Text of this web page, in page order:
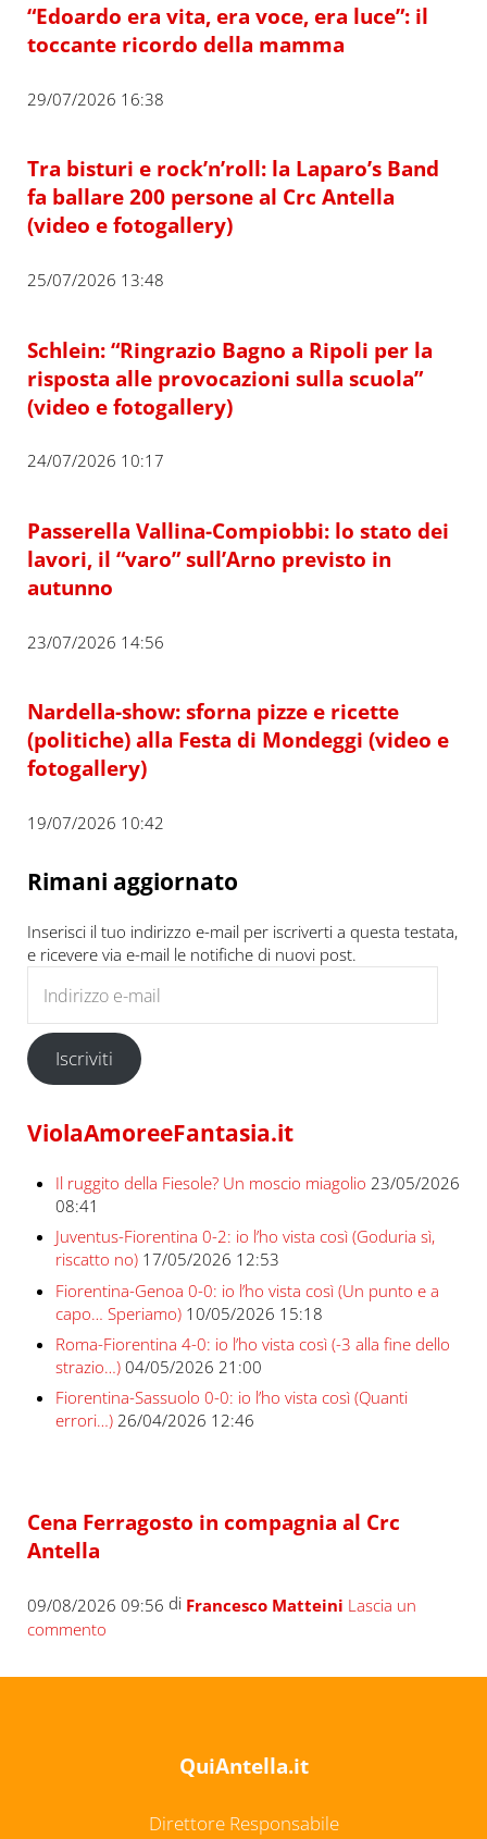
“Edoardo era vita, era voce, era luce”: il
toccante ricordo della mamma
29/07/2026 16:38
Tra bisturi e rock’n’roll: la Laparo’s Band
fa ballare 200 persone al Crc Antella
(video e fotogallery)
25/07/2026 13:48
Schlein: “Ringrazio Bagno a Ripoli per la
risposta alle provocazioni sulla scuola”
(video e fotogallery)
24/07/2026 10:17
Passerella Vallina-Compiobbi: lo stato dei
lavori, il “varo” sull’Arno previsto in
autunno
23/07/2026 14:56
Nardella-show: sforna pizze e ricette
(politiche) alla Festa di Mondeggi (video e
fotogallery)
19/07/2026 10:42
Rimani aggiornato
Inserisci il tuo indirizzo e-mail per iscriverti a questa testata,
e ricevere via e-mail le notifiche di nuovi post.
Iscriviti
ViolaAmoreeFantasia.it
Il ruggito della Fiesole? Un moscio miagolio 23/05/2026
08:41
Juventus-Fiorentina 0-2: io l’ho vista così (Goduria sì,
riscatto no) 17/05/2026 12:53
Fiorentina-Genoa 0-0: io l’ho vista così (Un punto e a
capo… Speriamo) 10/05/2026 15:18
Roma-Fiorentina 4-0: io l’ho vista così (-3 alla fine dello
strazio…) 04/05/2026 21:00
Fiorentina-Sassuolo 0-0: io l’ho vista così (Quanti
errori…) 26/04/2026 12:46
Cena Ferragosto in compagnia al Crc
Antella
09/08/2026 09:56 di Francesco Matteini Lascia un
commento
QuiAntella.it
Direttore Responsabile